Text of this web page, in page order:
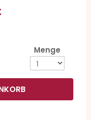
Menge